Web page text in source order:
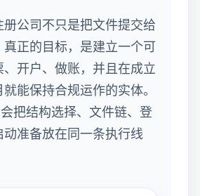
公司不只是把文件提交给
真正的目标，是建立一个可
、开户、做账，并且在成立
能保持合规运作的实体。
把结构选择、文件链、登
动准备放在同一条执行线